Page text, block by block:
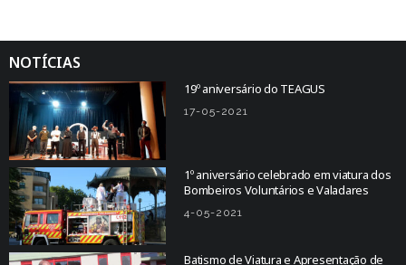
NOTÍCIAS
19º aniversário do TEAGUS
17-05-2021
1º aniversário celebrado em viatura dos
Bombeiros Voluntários e Valadares
4-05-2021
Batismo de Viatura e Apresentação de